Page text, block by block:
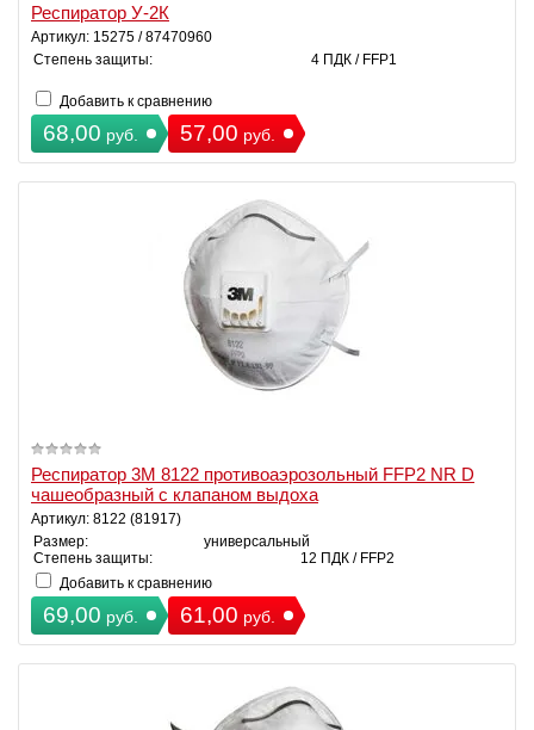
Респиратор У-2К
Артикул: 15275 / 87470960
Степень защиты:
4 ПДК / FFP1
Добавить к сравнению
68,00 руб. 57,00 руб.
Респиратор 3М 8122 противоаэрозольный FFP2 NR D
чашеобразный с клапаном выдоха
Артикул: 8122 (81917)
Размер:
универсальный
Степень защиты:
12 ПДК / FFP2
Добавить к сравнению
69,00 руб. 61,00 руб.